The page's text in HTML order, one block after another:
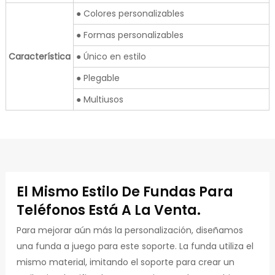
Característica
● Colores personalizables
● Formas personalizables
● Único en estilo
● Plegable
● Multiusos
El Mismo Estilo De Fundas Para
Teléfonos Está A La Venta.
Para mejorar aún más la personalización, diseñamos
una funda a juego para este soporte. La funda utiliza el
mismo material, imitando el soporte para crear un